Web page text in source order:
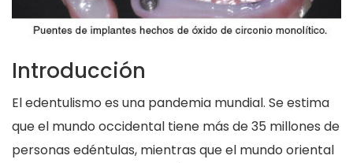
Introducción
El edentulismo es una pandemia mundial. Se estima
que el mundo occidental tiene más de 35 millones de
personas edéntulas, mientras que el mundo oriental